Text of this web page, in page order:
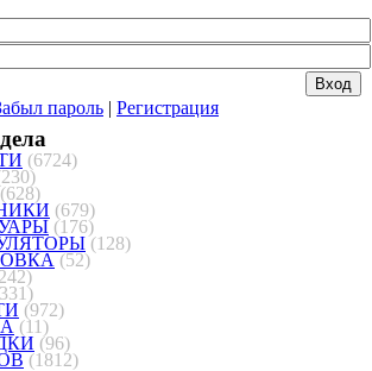
пароль | Регистрация
(6724)
(628)
(679)
(176)
(128)
(52)
(972)
(11)
(96)
(1812)